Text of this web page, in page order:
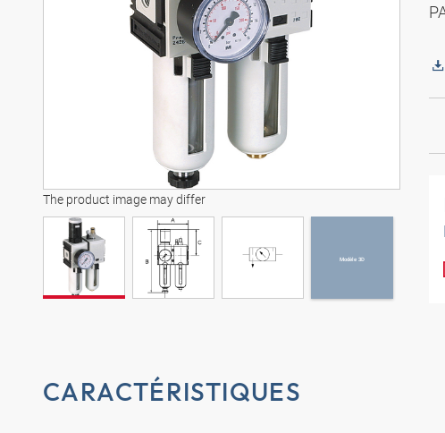
The product image may differ
Modèle 3D
Modèle 3D
CARACTÉRISTIQUES